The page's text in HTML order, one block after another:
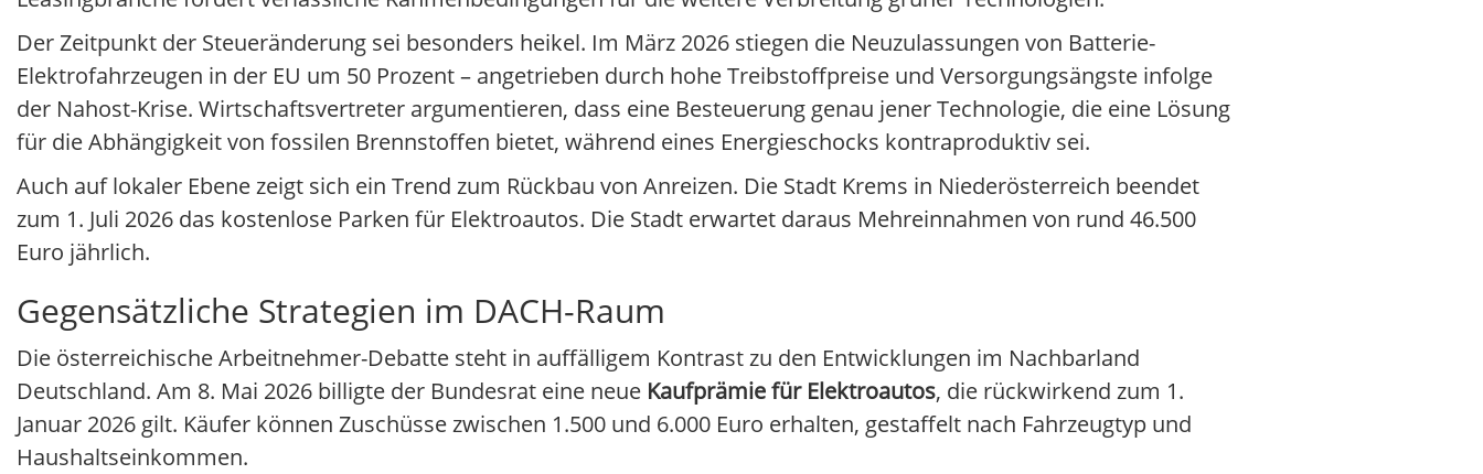
Der Zeitpunkt der Steueränderung sei besonders heikel. Im März 2026 stiegen die Neuzulassungen von Batterie-
Elektrofahrzeugen in der EU um 50 Prozent – angetrieben durch hohe Treibstoffpreise und Versorgungsängste infolge
der Nahost-Krise. Wirtschaftsvertreter argumentieren, dass eine Besteuerung genau jener Technologie, die eine Lösung
für die Abhängigkeit von fossilen Brennstoffen bietet, während eines Energieschocks kontraproduktiv sei.
Auch auf lokaler Ebene zeigt sich ein Trend zum Rückbau von Anreizen. Die Stadt Krems in Niederösterreich beendet
zum 1. Juli 2026 das kostenlose Parken für Elektroautos. Die Stadt erwartet daraus Mehreinnahmen von rund 46.500
Euro jährlich.
Gegensätzliche Strategien im DACH-Raum
Die österreichische Arbeitnehmer-Debatte steht in auffälligem Kontrast zu den Entwicklungen im Nachbarland
Deutschland. Am 8. Mai 2026 billigte der Bundesrat eine neue Kaufprämie für Elektroautos, die rückwirkend zum 1.
Januar 2026 gilt. Käufer können Zuschüsse zwischen 1.500 und 6.000 Euro erhalten, gestaffelt nach Fahrzeugtyp und
Haushaltseinkommen.